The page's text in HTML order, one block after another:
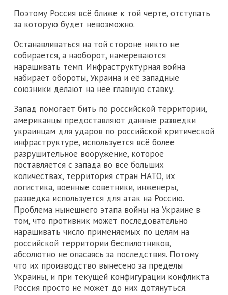
Поэтому Россия всё ближе к той черте, отступать
за которую будет невозможно.
Останавливаться на той стороне никто не
собирается, а наоборот, намереваются
наращивать темп. Инфраструктурная война
набирает обороты, Украина и её западные
союзники делают на неё главную ставку.
Запад помогает бить по российской территории,
американцы предоставляют данные разведки
украинцам для ударов по российской критической
инфраструктуре, используется всё более
разрушительное вооружение, которое
поставляется с запада во всё больших
количествах, территория стран НАТО, их
логистика, военные советники, инженеры,
разведка используется для атак на Россию.
Проблема нынешнего этапа войны на Украине в
том, что противник может последовательно
наращивать число применяемых по целям на
российской территории беспилотников,
абсолютно не опасаясь за последствия. Потому
что их производство вынесено за пределы
Украины, и при текущей конфигурации конфликта
Россия просто не может до них дотянуться.